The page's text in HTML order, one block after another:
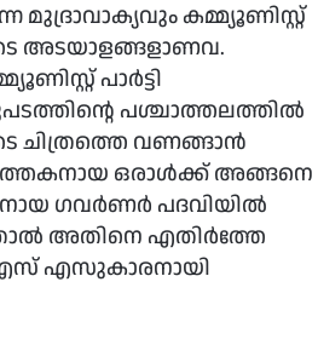
കമ്മ്യൂണിസ്റ്റ്
അടയാളങ്ങളാണവ.
പാര്‍ട്ടി
പശ്ചാത്തലത്തില്‍
ചിത്രത്തെ വണങ്ങാന്‍
ഒരാള്‍ക്ക് അങ്ങനെ
ഗവര്‍ണര്‍ പദവിയില്‍
അതിനെ എതിര്‍ത്തേ
എസ് എസുകാരനായി